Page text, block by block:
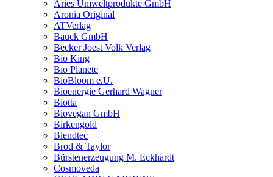
Aries Umweltprodukte GmbH
Aronia Original
ATVerlag
Bauck GmbH
Becker Joest Volk Verlag
Bio King
Bio Planete
BioBloom e.U.
Bioenergie Gerhard Wagner
Biotta
Biovegan GmbH
Birkengold
Blendtec
Brod & Taylor
Bürstenerzeugung M. Eckhardt
Cosmoveda